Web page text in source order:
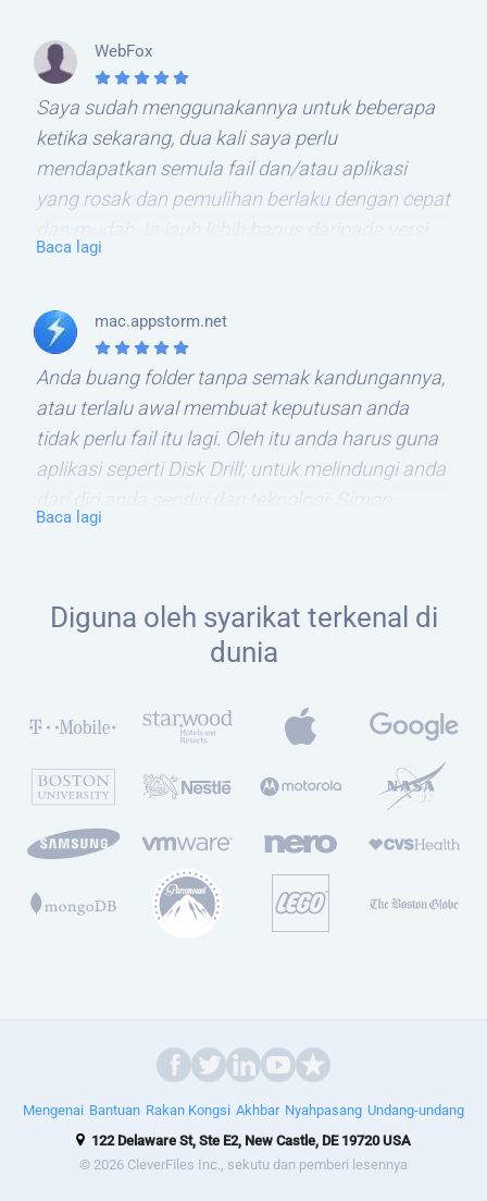
WebFox
Saya sudah menggunakannya untuk beberapa
ketika sekarang, dua kali saya perlu
mendapatkan semula fail dan/atau aplikasi
yang rosak dan pemulihan berlaku dengan cepat
sebelum ini yang saya uji. Saya menggunakan
kemestian bagi sesiapa sahaja.
Baca lagi
mac.appstorm.net
Anda buang folder tanpa semak kandungannya,
atau terlalu awal membuat keputusan anda
tidak perlu fail itu lagi. Oleh itu anda harus guna
aplikasi seperti Disk Drill; untuk melindungi anda
Slanger
Baca lagi
Diguna oleh syarikat terkenal di
dunia
122 Delaware St, Ste E2, New Castle, DE 19720 USA
© 2026 CleverFiles Inc., sekutu dan pemberi lesennya
Mengenai Bantuan Rakan Kongsi Akhbar Nyahpasang Undang-undang